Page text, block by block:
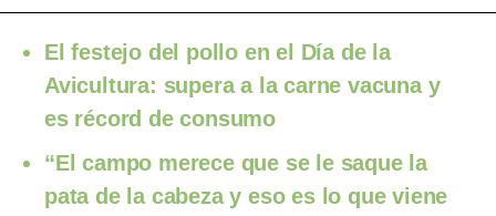
El festejo del pollo en el Día de la
Avicultura: supera a la carne vacuna y
es récord de consumo
“El campo merece que se le saque la
pata de la cabeza y eso es lo que viene